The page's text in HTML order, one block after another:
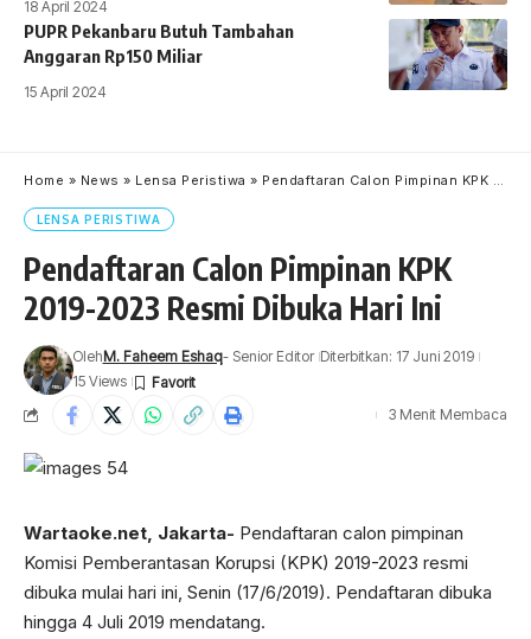
18 April 2024
PUPR Pekanbaru Butuh Tambahan
Anggaran Rp150 Miliar
15 April 2024
Home » News » Lensa Peristiwa » Pendaftaran Calon Pimpinan KPK 2019-2023 Resmi Dibuka Hari Ini
LENSA PERISTIWA
Pendaftaran Calon Pimpinan KPK
2019-2023 Resmi Dibuka Hari Ini
OlehM. Faheem Eshaq- Senior Editor Diterbitkan: 17 Juni 2019
15 Views
3 Menit Membaca
Wartaoke.net, Jakarta- Pendaftaran calon pimpinan
Komisi Pemberantasan Korupsi (KPK) 2019-2023 resmi
dibuka mulai hari ini, Senin (17/6/2019). Pendaftaran dibuka
hingga 4 Juli 2019 mendatang.